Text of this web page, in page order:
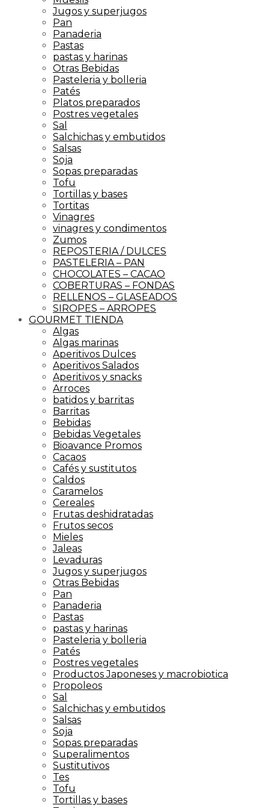
Jugos y superjugos
Pan
Panaderia
Pastas
pastas y harinas
Otras Bebidas
Pasteleria y bolleria
Patés
Platos preparados
Postres vegetales
Sal
Salchichas y embutidos
Salsas
Soja
Sopas preparadas
Tofu
Tortillas y bases
Tortitas
Vinagres
vinagres y condimentos
Zumos
REPOSTERIA / DULCES
PASTELERIA – PAN
CHOCOLATES – CACAO
COBERTURAS – FONDAS
RELLENOS – GLASEADOS
SIROPES – ARROPES
GOURMET TIENDA
Algas
Algas marinas
Aperitivos Dulces
Aperitivos Salados
Aperitivos y snacks
Arroces
batidos y barritas
Barritas
Bebidas
Bebidas Vegetales
Bioavance Promos
Cacaos
Cafés y sustitutos
Caldos
Caramelos
Cereales
Frutas deshidratadas
Frutos secos
Mieles
Jaleas
Levaduras
Jugos y superjugos
Otras Bebidas
Pan
Panaderia
Pastas
pastas y harinas
Pasteleria y bolleria
Patés
Postres vegetales
Productos Japoneses y macrobiotica
Propoleos
Sal
Salchichas y embutidos
Salsas
Soja
Sopas preparadas
Superalimentos
Sustitutivos
Tes
Tofu
Tortillas y bases